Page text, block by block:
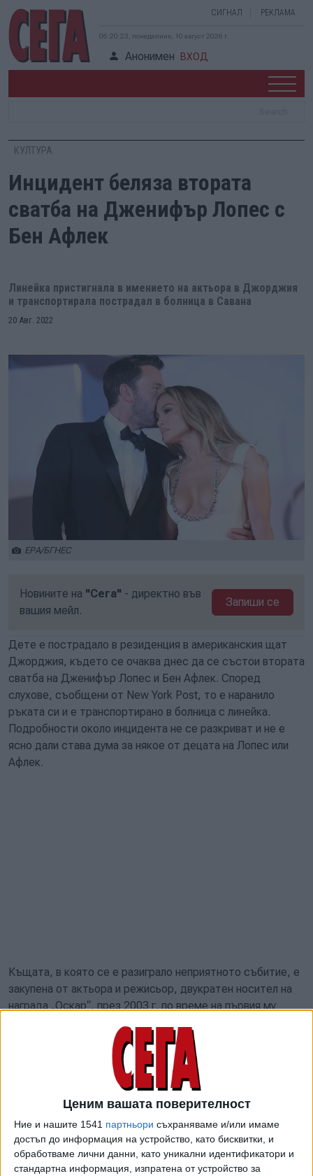
Ценим вашата поверителност
Ние и нашите 1541 партньори съхраняваме и/или имаме
достъп до информация на устройство, като бисквитки, и
обработваме лични данни, като уникални идентификатори и
стандартна информация, изпратена от устройство за
СИГНАЛ РЕКЛАМА
06:20:24, понеделник, 10 август 2026 г.
Анонимен ВХОД
КУЛТУРА
Инцидент беляза втората
сватба на Дженифър Лопес с
Бен Афлек
Линейка пристигнала в имението на актьора в Джорджия
и транспортирала пострадал в болница в Савана
20 Авг. 2022
ЕРА/БГНЕС
Новините на "Сега" - директно във
вашия мейл.
Запиши се
Дете е пострадало в резиденция в американския щат
Джорджия, където се очаква днес да се състои втората
сватба на Дженифър Лопес и Бен Афлек. Според
слухове, съобщени от New York Post, то е наранило
ръката си и е транспортирано в болница с линейка.
Подробности около инцидента не се разкриват и не е
ясно дали става дума за някое от децата на Лопес или
Афлек.
Къщата, в която се е разиграло неприятното събитие, е
закупена от актьора и режисьор, двукратен носител на
награда „Оскар“, през 2003 г. по време на първия му
тържества там след първото бракосъчетание в Лас
Вегас миналия месец, когато Лопес прие фамилното име
на съпруга си: Дженифър Афлек.
Линейката е пристигнала в имението и се е отправила
към болница в района на Савана, съобщили са за сп.
People от шерифството на окръг Либърти. На снимките,
получени от Daily Mail, се вижда как автомобилът на
„Спешна помощ“ излиза от имота, докато колата на Бен